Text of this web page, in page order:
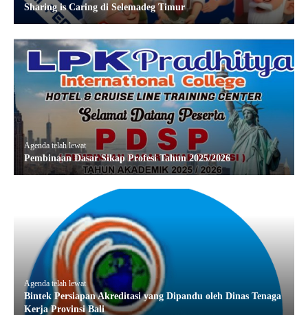
Sharing is Caring di Selemadeg Timur
Agenda telah lewat
Pembinaan Dasar Sikap Profesi Tahun 2025/2026
Agenda telah lewat
Bintek Persiapan Akreditasi yang Dipandu oleh Dinas Tenaga
Kerja Provinsi Bali